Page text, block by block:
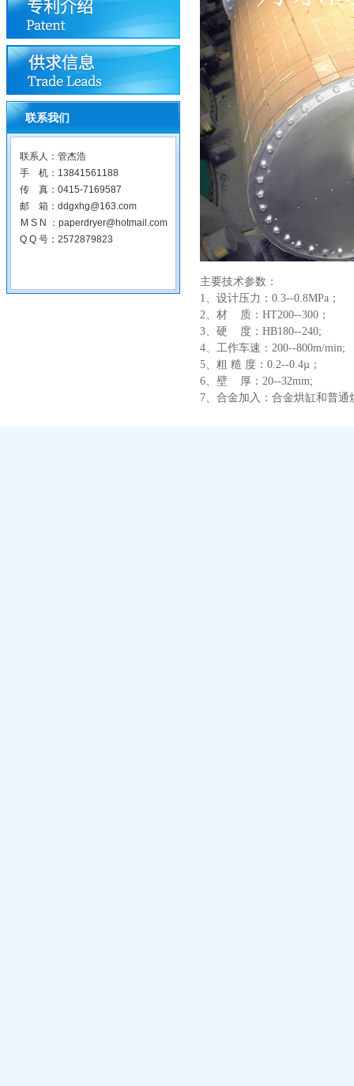
联系我们
联系人：管杰浩
手 机：13841561188
传 真：0415-7169587
邮 箱：ddgxhg@163.com
M S N ：paperdryer@hotmail.com
Q Q 号：2572879823
主要技术参数：
1、设计压力：0.3--0.8MPa；
2、材 质：HT200--300；
3、硬 度：HB180--240;
4、工作车速：200--800m/min;
5、粗 糙 度：0.2--0.4µ；
6、壁 厚：20--32mm;
7、合金加入：合金烘缸和普通